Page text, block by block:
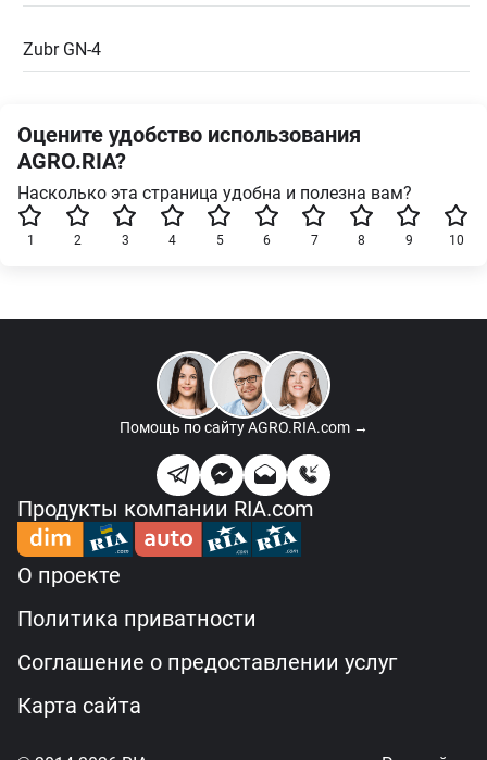
Zubr GN-4
Оцените удобство использования
AGRO.RIA?
Насколько эта страница удобна и полезна вам?
10
9
8
7
6
5
4
3
2
1
Помощь по сайтуAGRO.RIA.com →
Продукты компании RIA.com
О проекте
Политика приватности
Соглашение о предоставлении услуг
Карта сайта